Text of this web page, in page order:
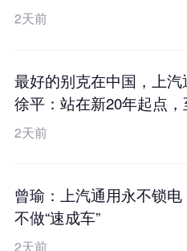
我们不搞区别
2天前
最好的别克在中国，上汽
徐平：站在新20年起点，
L7纯电是我们交出的第一
2天前
曾瑜：上汽通用永不锁电
不做“速成车”
2天前